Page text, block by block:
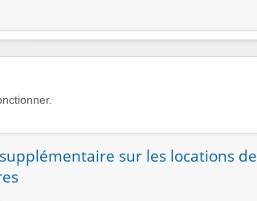
sur les locations de